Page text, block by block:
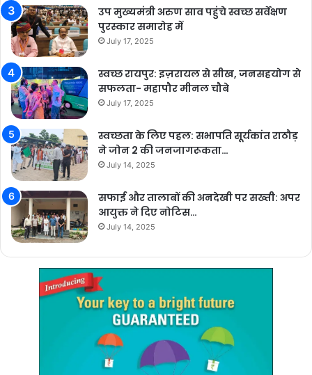
उप मुख्यमंत्री अरुण साव पहुंचे स्वच्छ सर्वेक्षण
पुरस्कार समारोह में
July 17, 2025
स्वच्छ रायपुर: इज़रायल से सीख, जनसहयोग से
सफलता- महापौर मीनल चौबे
July 17, 2025
स्वच्छता के लिए पहल: सभापति सूर्यकांत राठौड़
ने जोन 2 की जनजागरूकता…
July 14, 2025
सफाई और तालाबों की अनदेखी पर सख्ती: अपर
आयुक्त ने दिए नोटिस…
July 14, 2025